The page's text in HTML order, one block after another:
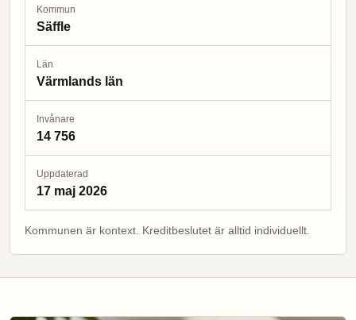
Kommun
Säffle
Län
Värmlands län
Invånare
14 756
Uppdaterad
17 maj 2026
Kommunen är kontext. Kreditbeslutet är alltid individuellt.